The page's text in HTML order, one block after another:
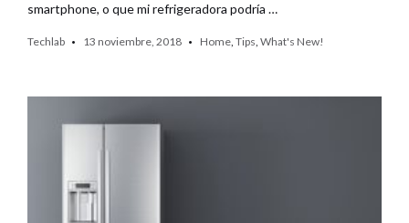
smartphone, o que mi refrigeradora podría …
Techlab 13 noviembre, 2018 Home, Tips, What's New!